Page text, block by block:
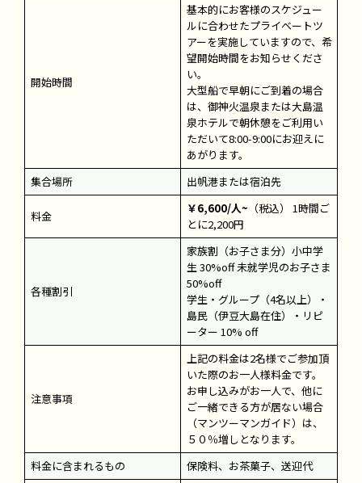
開始時間
基本的にお客様のスケジュー
ルに合わせたプライベートツ
アーを実施していますので、希
望開始時間をお知らせくださ
い。
大型船で早朝にご到着の場合
は、御神火温泉または大島温
泉ホテルで朝休憩をご利用い
ただいて8:00-9:00にお迎えに
あがります。
集合場所
出帆港または宿泊先
料金
￥6,600/人~ （税込） 1時間ご
とに2,200円
各種割引
家族割（お子さま分）小中学
生 30%off 未就学児のお子さま
50%off
学生・グループ（4名以上）・
島民（伊豆大島在住）・リピ
ーター 10% off
注意事項
上記の料金は2名様でご参加頂
いた際のお一人様料金です。
お申し込みがお一人で、他に
ご一緒できる方が居ない場合
（マンツーマンガイド）は、
５０％増しとなります。
料金に含まれるもの
保険料、お茶菓子、送迎代